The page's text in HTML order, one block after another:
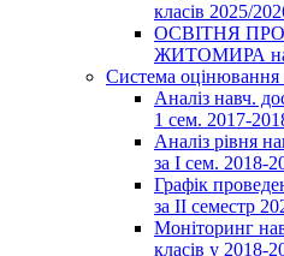
класів 2025/
ОСВІТНЯ
ЖИТОМИРА на
Система оцінювання
Аналіз навч.
1 сем. 2017-
Аналіз рівня
за І сем. 2018-
Графік
за ІІ семестр
Моніторинг
класів у 2018-